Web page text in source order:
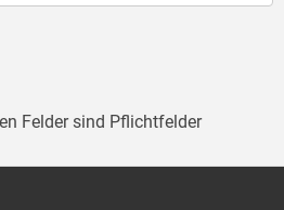
Felder sind Pflichtfelder